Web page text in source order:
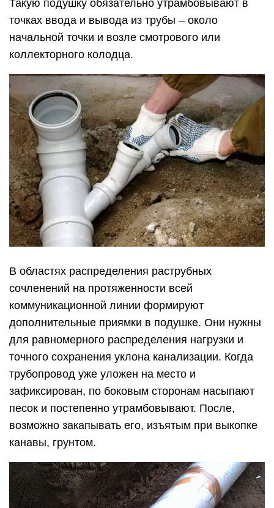
В областях распределения раструбных
сочленений на протяженности всей
коммуникационной линии формируют
дополнительные приямки в подушке. Они нужны
для равномерного распределения нагрузки и
точного сохранения уклона канализации. Когда
трубопровод уже уложен на место и
зафиксирован, по боковым сторонам насыпают
песок и постепенно утрамбовывают. После,
возможно закапывать его, изъятым при выкопке
канавы, грунтом.
Уклонный угол трубопровода канализационного
отвода важен – если наклон более или менее
нормативов, работа системы может быть